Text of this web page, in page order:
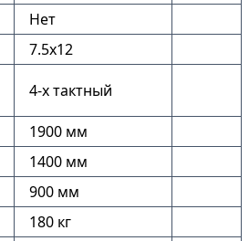
Нет
7.5х12
4-х тактный
1900 мм
1400 мм
900 мм
180 кг